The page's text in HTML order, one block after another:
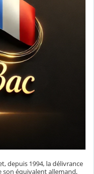
depuis 1994, la délivrance
son équivalent allemand,